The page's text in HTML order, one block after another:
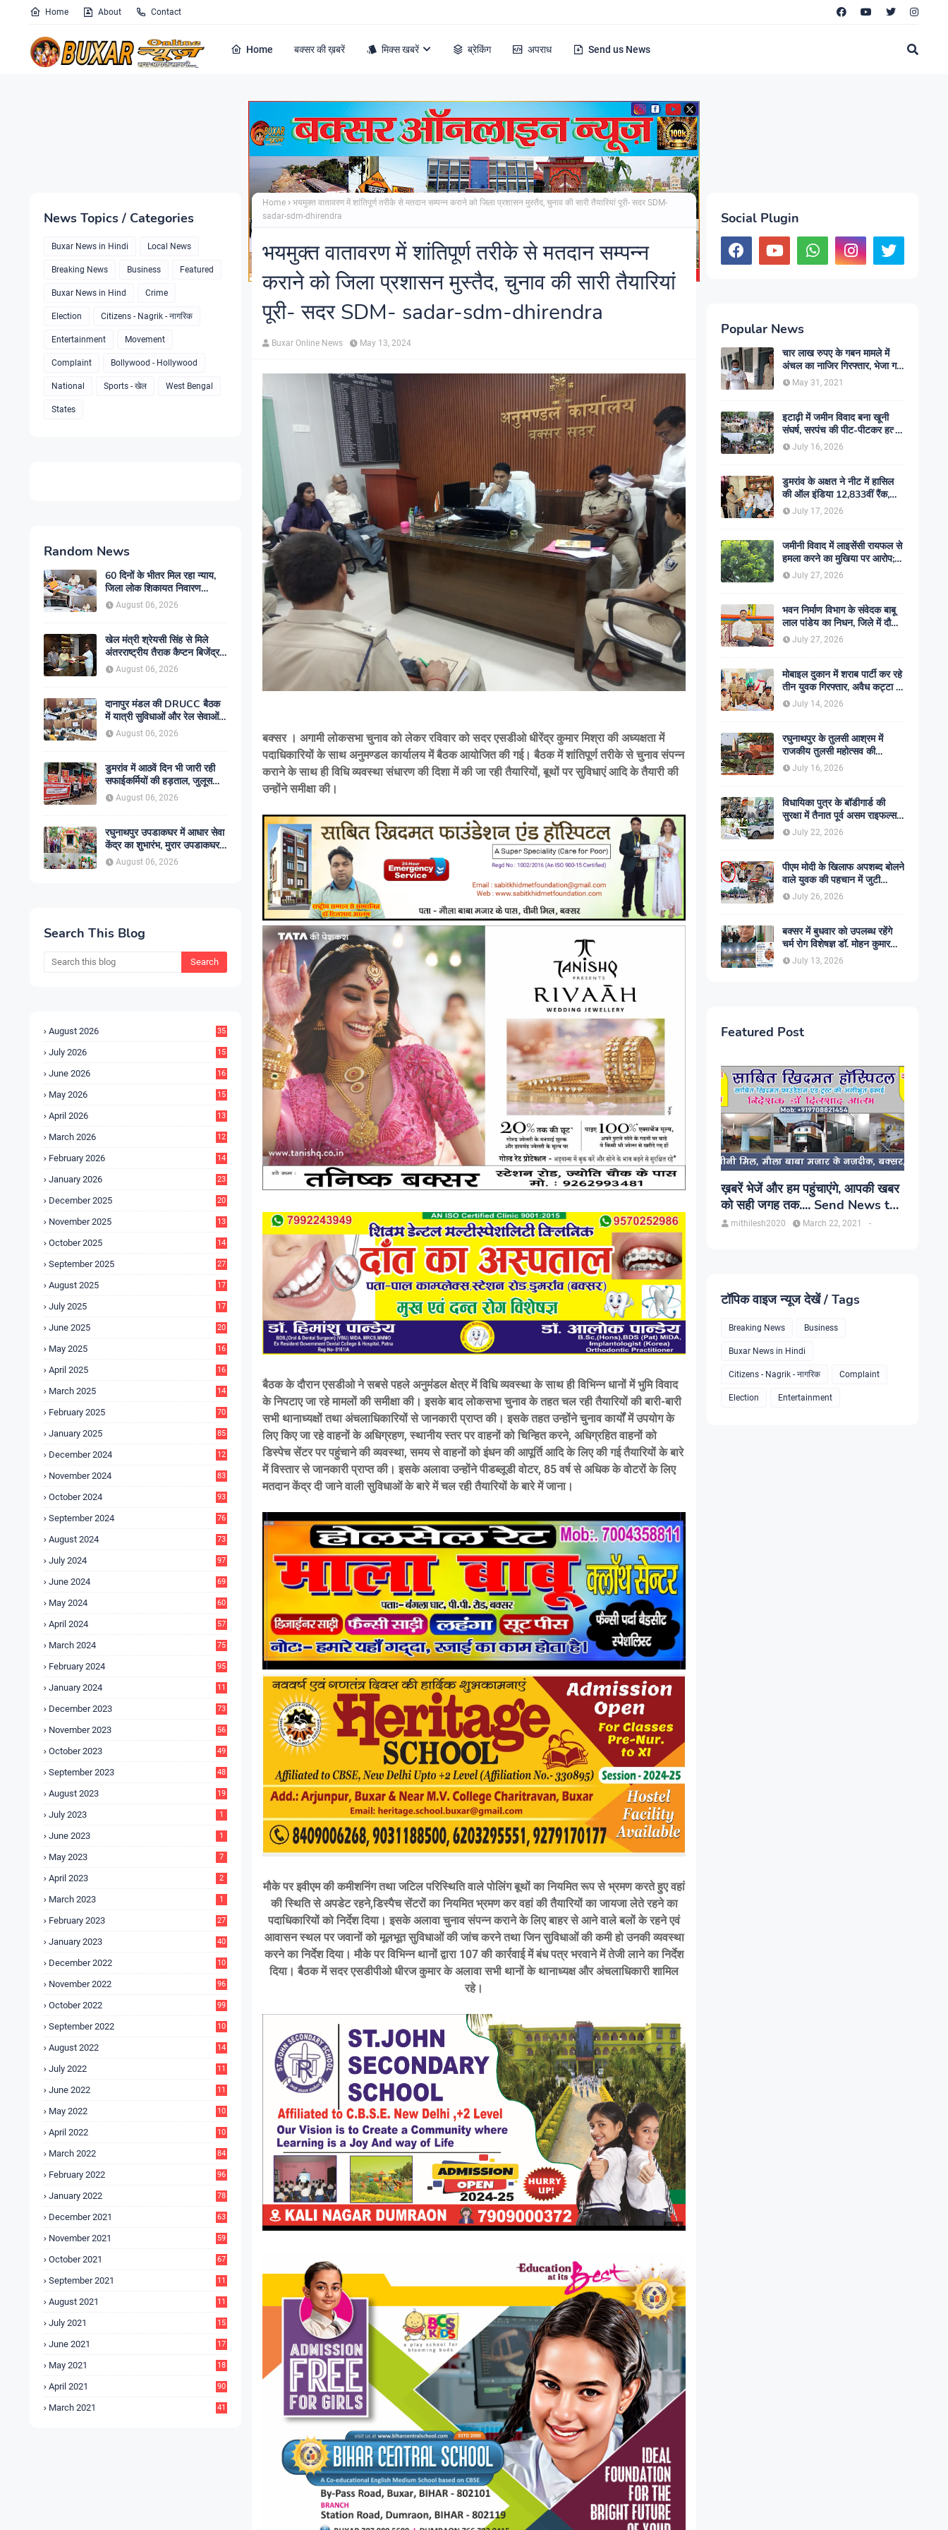
Home About Contact
Home बक्सर की ख़बरें मिक्स खबरें ब्रेकिंग अपराध Send us News
News Topics / Categories
Buxar News in Hindi Local News
Breaking News Business Featured
Buxar News in Hind Crime
Election Citizens - Nagrik - नागरिक
Entertainment Movement
Complaint Bollywood - Hollywood
National Sports - खेल West Bengal
States
Random News
60 दिनों के भीतर मिल रहा न्याय,
जिला लोक शिकायत निवारण
कार्यालय में बढ़ा आम लोगों का भरोसा
August 06, 2026
खेल मंत्री श्रेयसी सिंह से मिले
अंतरराष्ट्रीय तैराक कैप्टन बिजेंद्र
सिंह, गोकुल जलाशय में तैराकी
प्रशिक्षण केंद्र शुरू करने की उठाई
August 06, 2026
दानापुर मंडल की DRUCC बैठक
में यात्री सुविधाओं और रेल सेवाओं
के विस्तार पर मंथन, अधिकारियों को
दिए गए आवश्यक निर्देश
August 06, 2026
डुमरांव में आठवें दिन भी जारी रही
सफाईकर्मियों की हड़ताल, जुलूस
निकाल सरकार के खिलाफ किया
प्रदर्शन
August 06, 2026
रघुनाथपुर उपडाकघर में आधार सेवा
केंद्र का शुभारंभ, मुरार उपडाकघर
नए भवन में हुआ स्थानांतरित
August 06, 2026
Search This Blog
August 2026 35
July 2026
15
June 2026
16
May 2026
15
April 2026
13
March 2026
12
February 2026
14
January 2026
23
December 2025
20
November 2025
13
October 2025
14
September 2025
27
August 2025
17
July 2025
17
June 2025
20
May 2025
16
April 2025
16
March 2025
14
February 2025 70
January 2025 85
December 2024
12
November 2024 83
October 2024 93
September 2024 76
August 2024 73
July 2024 97
June 2024 69
May 2024 60
April 2024 57
March 2024 75
February 2024 95
January 2024
11
December 2023 73
November 2023 56
October 2023 49
September 2023 48
August 2023 19
July 2023 1
June 2023 1
May 2023 7
April 2023 2
March 2023 1
February 2023 27
January 2023 40
December 2022
10
November 2022 96
October 2022 99
September 2022
10
August 2022
14
July 2022
11
June 2022
11
May 2022
10
April 2022
10
March 2022 84
February 2022 96
January 2022 78
December 2021 63
November 2021 59
October 2021 67
September 2021
11
August 2021
11
July 2021
15
June 2021
17
May 2021
18
April 2021 90
March 2021 41
Home
भयमुक्त वातावरण में शांतिपूर्ण तरीके से मतदान सम्पन्न कराने को जिला प्रशासन मुस्तैद, चुनाव की सारी तैयारियां पूरी- सदर SDM-
sadar-sdm-dhirendra
भयमुक्त वातावरण में शांतिपूर्ण तरीके से मतदान सम्पन्न
कराने को जिला प्रशासन मुस्तैद, चुनाव की सारी तैयारियां
पूरी- सदर SDM- sadar-sdm-dhirendra
Buxar Online News May 13, 2024
बक्सर । अगामी लोकसभा चुनाव को लेकर रविवार को सदर एसडीओ धीरेंद्र कुमार मिश्रा की अध्यक्षता में
पदाधिकारियों के साथ अनुमण्डल कार्यालय में बैठक आयोजित की गई। बैठक में शांतिपूर्ण तरीके से चुनाव संपन्न
कराने के साथ ही विधि व्यवस्था संधारण की दिशा में की जा रही तैयारियों, बूथों पर सुविधाएं आदि के तैयारी की
उन्होंने समीक्षा की।
बैठक के दौरान एसडीओ ने सबसे पहले अनुमंडल क्षेत्र में विधि व्यवस्था के साथ ही विभिन्न धानों में भुमि विवाद
के निपटाए जा रहे मामलों की समीक्षा की। इसके बाद लोकसभा चुनाव के तहत चल रही तैयारियों की बारी-बारी
सभी थानाध्यक्षों तथा अंचलाधिकारियों से जानकारी प्राप्त की। इसके तहत उन्होंने चुनाव कार्यों में उपयोग के
लिए किए जा रहे वाहनों के अधिग्रहण, स्थानीय स्तर पर वाहनों को चिन्हित करने, अधिग्रहित वाहनों को
डिस्पेच सेंटर पर पहुंचाने की व्यवस्था, समय से वाहनों को इंधन की आपूर्ति आदि के लिए की गई तैयारियों के बारे
में विस्तार से जानकारी प्राप्त की। इसके अलावा उन्होंने पीडब्लूडी वोटर, 85 वर्ष से अधिक के वोटरों के लिए
मतदान केंद्र दी जाने वाली सुविधाओं के बारे में चल रही तैयारियों के बारे में जाना।
मौके पर इवीएम की कमीशनिंग तथा जटिल परिस्थिति वाले पोलिंग बूथों का नियमित रूप से भ्रमण करते हुए वहां
की स्थिति से अपडेट रहने,डिस्पैच सेंटरों का नियमित भ्रमण कर वहां की तैयारियों का जायजा लेते रहने का
पदाधिकारियों को निर्देश दिया। इसके अलावा चुनाव संपन्न कराने के लिए बाहर से आने वाले बलों के रहने एवं
आवासन स्थल पर जवानों को मूलभूत सुविधाओं की जांच करने तथा जिन सुविधाओं की कमी हो उनकी व्यवस्था
करने का निर्देश दिया। मौके पर विभिन्न थानों द्वारा 107 की कार्रवाई में बंध पत्र भरवाने में तेजी लाने का निर्देश
दिया। बैठक में सदर एसडीपीओ धीरज कुमार के अलावा सभी थानों के थानाध्यक्ष और अंचलाधिकारी शामिल
रहे।
Social Plugin
Popular News
चार लाख रुपए के गबन मामले में
अंचल का नाजिर गिरफ्तार, भेजा गया
जेल- sent jail
May 31, 2021
इटाढ़ी में जमीन विवाद बना खूनी
संघर्ष, सरपंच की पीट-पीटकर हत्या;
दो बेटे घायल, सड़क जाम
July 16, 2026
डुमरांव के अक्षत ने नीट में हासिल
की ऑल इंडिया 12,833वीं रैंक,
ऑनलाइन पढ़ाई से रचा सफलता का
इतिहास
July 17, 2026
जमीनी विवाद में लाइसेंसी रायफल से
हमला करने का मुखिया पर आरोप;
मामले की जांच में जुटी पुलिस
July 27, 2026
भवन निर्माण विभाग के संवेदक बाबू
लाल पांडेय का निधन, जिले में दौड़ी
शोक की लहर
July 27, 2026
मोबाइल दुकान में शराब पार्टी कर रहे
तीन युवक गिरफ्तार, अवैध कट्टा व
कारतूस बरामद
July 14, 2026
रघुनाथपुर के तुलसी आश्रम में
राजकीय तुलसी महोत्सव की
अनुशंसा, बीडीओ ने भेजी
सकारात्मक रिपोर्ट
July 16, 2026
विधायिका पुत्र के बॉडीगार्ड की
सुरक्षा में तैनात पूर्व असम राइफल्स
जवान की गोली मारकर हत्या,
सहकर्मी अंगरक्षक गिरफ्तार
July 22, 2026
पीएम मोदी के खिलाफ अपशब्द बोलने
वाले युवक की पहचान में जुटी
पुलिस, बक्सर एसपी ने दिए सख्त
कार्रवाई के संकेत
July 26, 2026
बक्सर में बुधवार को उपलब्ध रहेंगे
चर्म रोग विशेषज्ञ डॉ. मोहन कुमार
सिंह, प्रकाश यूरो क्लिनिक में होगा
परामर्श
July 13, 2026
Featured Post
ख़बरें भेजें और हम पहुंचाएंगे, आपकी खबर
को सही जगह तक.... Send News to
us!mithilesh2020 -
March 22, 2021
टॉपिक वाइज न्यूज देखें / Tags
Breaking News Business
Buxar News in Hindi
Citizens - Nagrik - नागरिक Complaint
Election Entertainment